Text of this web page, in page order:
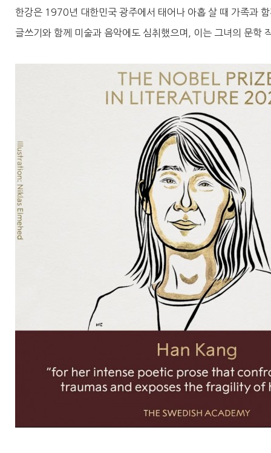
한강은 1970년 대한민국 광주에서 태어나 아홉 살 때 가족과
글쓰기와 함께 미술과 음악에도 심취했으며, 이는 그녀의 문학